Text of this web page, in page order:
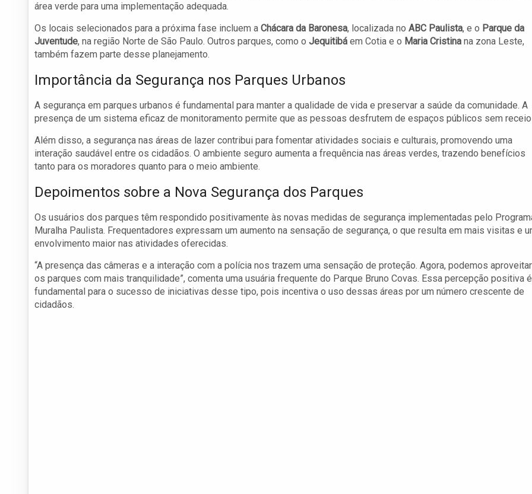
área verde para uma implementação adequada.
Os locais selecionados para a próxima fase incluem a Chácara da Baronesa, localizada no ABC Paulista, e o Parque da
Juventude, na região Norte de São Paulo. Outros parques, como o Jequitibá em Cotia e o Maria Cristina na zona Leste,
também fazem parte desse planejamento.
Importância da Segurança nos Parques Urbanos
A segurança em parques urbanos é fundamental para manter a qualidade de vida e preservar a saúde da comunidade. A
presença de um sistema eficaz de monitoramento permite que as pessoas desfrutem de espaços públicos sem
Além disso, a segurança nas áreas de lazer contribui para fomentar atividades sociais e culturais, promovendo uma
interação saudável entre os cidadãos. O ambiente seguro aumenta a frequência nas áreas verdes, trazendo benefícios
tanto para os moradores quanto para o meio ambiente.
Depoimentos sobre a Nova Segurança dos Parques
Os usuários dos parques têm respondido positivamente às novas medidas de segurança implementadas pelo
Muralha Paulista. Frequentadores expressam um aumento na sensação de segurança, o que resulta em mais visitas e
envolvimento maior nas atividades oferecidas.
“A presença das câmeras e a interação com a polícia nos trazem uma sensação de proteção. Agora, podemos aproveitar
os parques com mais tranquilidade”, comenta uma usuária frequente do Parque Bruno Covas. Essa percepção positiva é
fundamental para o sucesso de iniciativas desse tipo, pois incentiva o uso dessas áreas por um número crescente de
cidadãos.